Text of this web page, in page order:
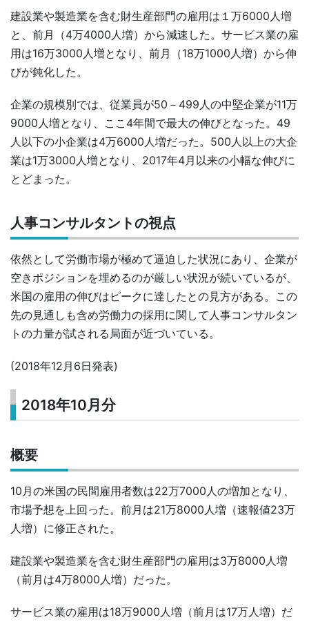
建設業や製造業を含む財生産部門の雇用は１万6000人増
と、前月（4万4000人増）から減速した。サービス業の雇
用は16万3000人増となり、前月（18万1000人増）から伸
びが鈍化した。
企業の規模別では、従業員が50－499人の中堅企業が11万
9000人増となり、ここ4年間で最大の伸びとなった。49
人以下の小企業は4万6000人増だった。500人以上の大企
業は1万3000人増となり、2017年4月以来の小幅な伸びに
とどまった。
人事コンサルタントの視点
依然として労働市場が極めて逼迫した状況にあり、企業が
空きポジションを埋めるのが厳しい状況が続いているが、
米国の雇用の伸びはピークに達したとの見方がある。この
先の見通しも含め労働力の採用に関して人事コンサルタン
トの力量が試される局面が近づいている。
(2018年12月6日発表)
2018年10月分
概要
10月の米国の民間雇用者数は22万7000人の増加となり、
市場予想を上回った。前月は21万8000人増（速報値23万
人増）に修正された。
建設業や製造業を含む財生産部門の雇用は3万8000人増
（前月は4万8000人増）だった。
サービス業の雇用は18万9000人増（前月は17万人増）だ